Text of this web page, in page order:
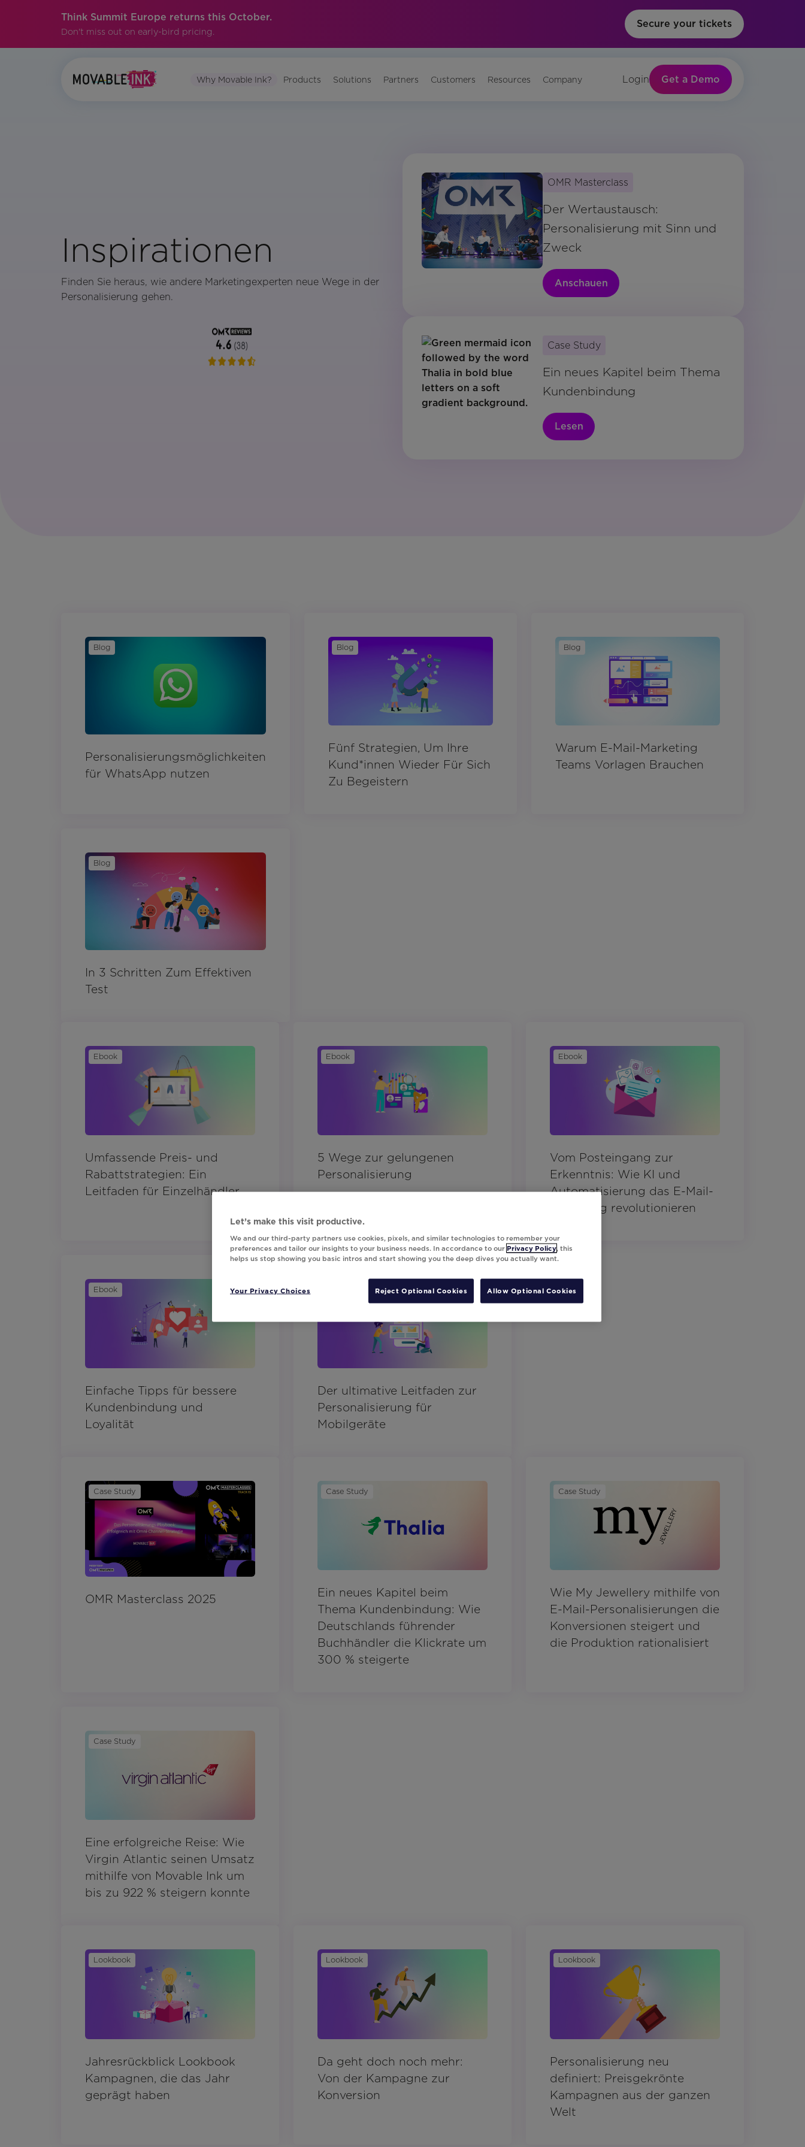
Think Summit Europe returns this October.
Don't miss out on early-bird pricing.
Secure your tickets
Why Movable Ink? Products Solutions Partners Customers Resources Company Login Get a Demo
Inspirationen
Finden Sie heraus, wie andere Marketingexperten neue Wege in der
Personalisierung gehen.
OMR Masterclass
Der Wertaustausch:
Personalisierung mit Sinn und
Zweck
Anschauen
Case Study
Ein neues Kapitel beim Thema
Kundenbindung
Lesen
Blog
Personalisierungsmöglichkeiten
für WhatsApp nutzen
Blog
Fünf Strategien, Um Ihre
Kund*innen Wieder Für Sich
Zu Begeistern
Blog
Warum E-Mail-Marketing
Teams Vorlagen Brauchen
Blog
In 3 Schritten Zum Effektiven
Test
Ebook
Umfassende Preis- und
Rabattstrategien: Ein
Leitfaden für Einzelhändler
Ebook
5 Wege zur gelungenen
Personalisierung
Ebook
Vom Posteingang zur
Erkenntnis: Wie KI und
Automatisierung das E-Mail-
Marketing revolutionieren
Ebook
Einfache Tipps für bessere
Kundenbindung und
Loyalität
Der ultimative Leitfaden zur
Personalisierung für
Mobilgeräte
Case Study
OMR Masterclass 2025
Case Study
Ein neues Kapitel beim
Thema Kundenbindung: Wie
Deutschlands führender
Buchhändler die Klickrate um
300 % steigerte
Case Study
Wie My Jewellery mithilfe von
E-Mail-Personalisierungen die
Konversionen steigert und
die Produktion rationalisiert
Case Study
Eine erfolgreiche Reise: Wie
Virgin Atlantic seinen Umsatz
mithilfe von Movable Ink um
bis zu 922 % steigern konnte
Lookbook
Jahresrückblick Lookbook
Kampagnen, die das Jahr
geprägt haben
Lookbook
Da geht doch noch mehr:
Von der Kampagne zur
Konversion
Lookbook
Personalisierung neu
definiert: Preisgekrönte
Kampagnen aus der ganzen
Welt
Let’s make this visit productive.
We and our third-party partners use cookies, pixels, and similar technologies to remember your
preferences and tailor our insights to your business needs. In accordance to our Privacy Policy, this
helps us stop showing you basic intros and start showing you the deep dives you actually want.
Your Privacy Choices Reject Optional Cookies Allow Optional Cookies